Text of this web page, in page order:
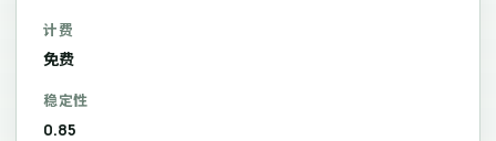
计费
免费
稳定性
0.85